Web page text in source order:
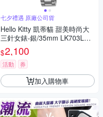
七夕禮遇 原廠公司貨
Hello Kitty 凱蒂貓 甜美時尚大
三針女錶-銀/35mm LK703LWK
A 七夕寵愛季 送禮推薦
$2,100
活動 券
加入購物車